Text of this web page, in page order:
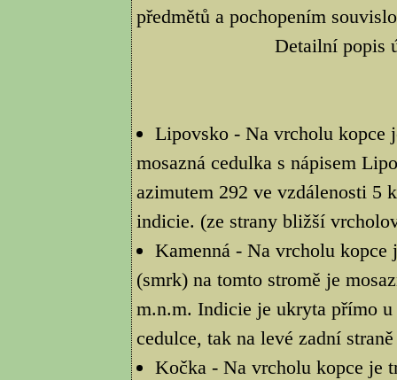
předmětů a pochopením
Detailní popis
Lipovsko - Na vrcholu kopce
mosazná cedulka s nápisem
azimutem 292 ve vzdálenosti 5
indicie. (ze strany bližší
Kamenná - Na vrcholu
(smrk) na tomto stromě je
m.n.m. Indicie je ukryta přímo
cedulce, tak na levé zadní
Kočka - Na vrcholu kopce je